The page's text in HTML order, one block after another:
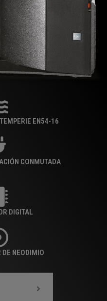
EN54-16
CONMUTADA
DIGITAL
DE NEODIMIO